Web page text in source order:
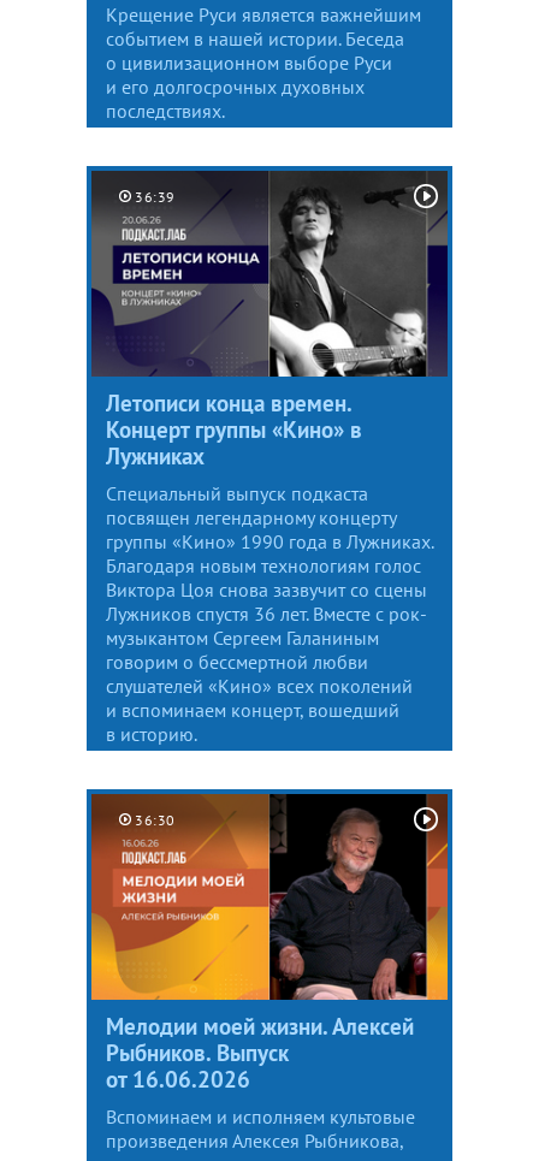
Крещение Руси является важнейшим
событием в нашей истории. Беседа
о цивилизационном выборе Руси
и его долгосрочных духовных
последствиях.
36:39
Летописи конца времен.
Концерт группы «Кино» в
Лужниках
Специальный выпуск подкаста
посвящен легендарному концерту
группы «Кино» 1990 года в Лужниках.
Благодаря новым технологиям голос
Виктора Цоя снова зазвучит со сцены
Лужников спустя 36 лет. Вместе с рок-
музыкантом Сергеем Галаниным
говорим о бессмертной любви
слушателей «Кино» всех поколений
и вспоминаем концерт, вошедший
в историю.
36:30
Мелодии моей жизни. Алексей
Рыбников. Выпуск
от 16.06.2026
Вспоминаем и исполняем культовые
произведения Алексея Рыбникова,